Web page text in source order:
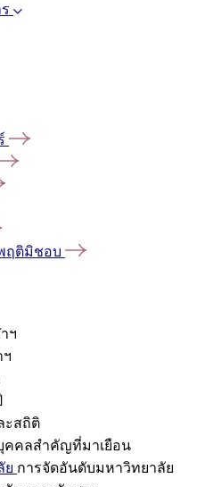
ฤติมิชอบ
ฯ
ฯ
ะสถิติ
คคลสำคัญที่มาเยือน
ย การจัดอันดับมหาวิทยาลัย